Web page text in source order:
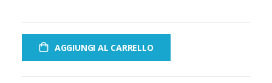
AGGIUNGI AL CARRELLO